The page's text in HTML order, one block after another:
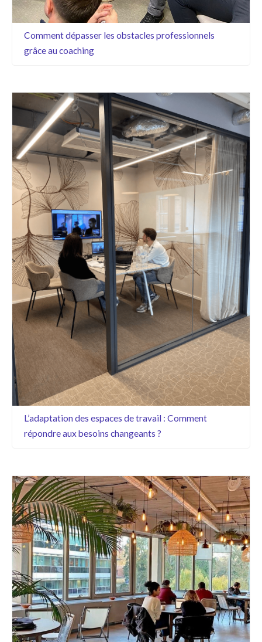
Comment dépasser les obstacles professionnels
grâce au coaching
L’adaptation des espaces de travail : Comment
répondre aux besoins changeants ?